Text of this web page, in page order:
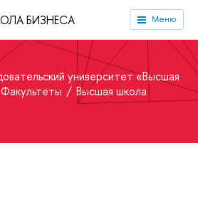
БИЗНЕСА Меню
университет «Высшая
Факультеты
Высшая школа